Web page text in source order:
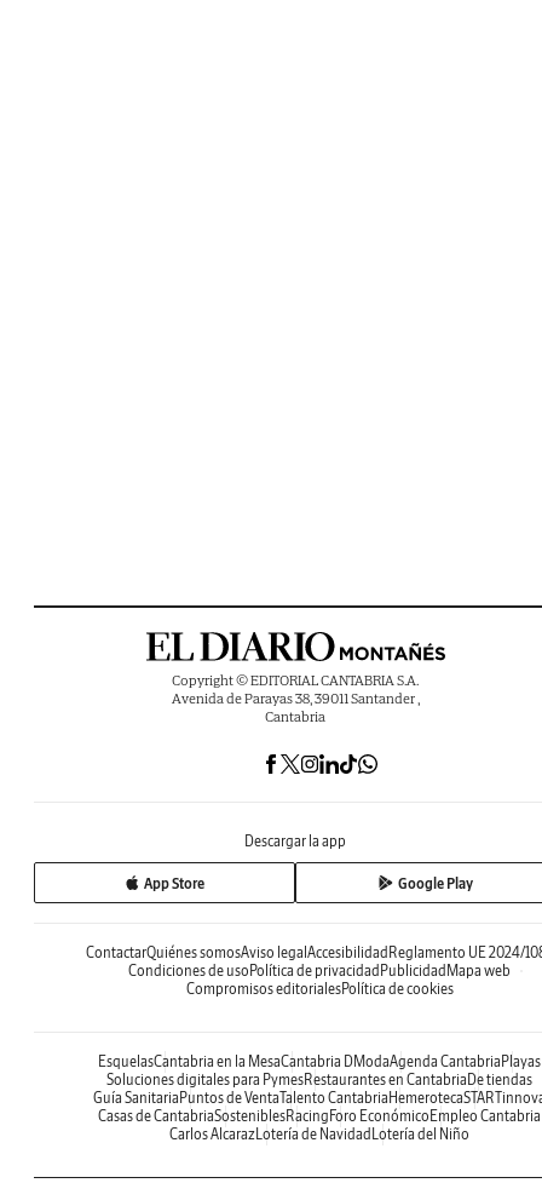
Copyright © EDITORIAL CANTABRIA S.A.
Avenida de Parayas 38, 39011 Santander ,
Cantabria
Descargar la app
App Store Google Play
ContactarQuiénes somosAviso legal Accesibilidad Reglamento UE 2024/
Condiciones de uso Política de privacidad Publicidad Mapa web
Compromisos editorialesPolítica de cookies
EsquelasCantabria en la MesaCantabria DModaAgenda Cantabria Playas
Soluciones digitales para PymesRestaurantes en Cantabria De tiendas
Guía Sanitaria Puntos de VentaTalento Cantabria Hemeroteca
Casas de CantabriaSosteniblesRacing Foro Económico Empleo Cantabria
Carlos AlcarazLotería de Navidad Lotería del Niño